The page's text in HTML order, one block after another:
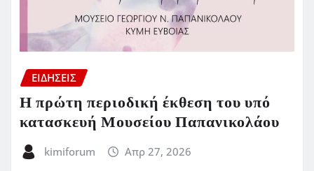
ΕΙΔΗΣΕΙΣ
Η πρώτη περιοδική έκθεση του υπό
κατασκευή Μουσείου Παπανικολάου
kimiforum Απρ 27, 2026